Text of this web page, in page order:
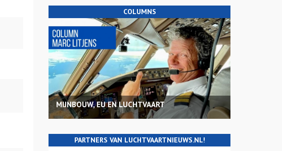
COLUMNS
MIJNBOUW, EU EN LUCHTVAART
PARTNERS VAN LUCHTVAARTNIEUWS.NL!